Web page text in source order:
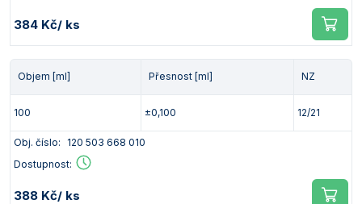
384 Kč/ ks
Objem [ml] Přesnost [ml] NZ
100 ±0,100 12/21
Obj. číslo:
120 503 668 010
Dostupnost:
388 Kč/ ks